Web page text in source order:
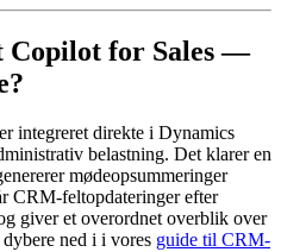
Copilot for Sales —
integreret direkte i Dynamics
belastning. Det klarer en
mødeopsummeringer
CRM-feltopdateringer efter
giver et overordnet overblik over
ned i i vores guide til CRM-